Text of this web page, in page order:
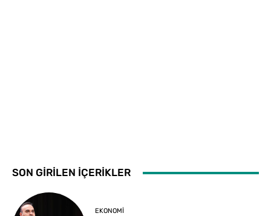
SON GİRİLEN İÇERİKLER
EKONOMI